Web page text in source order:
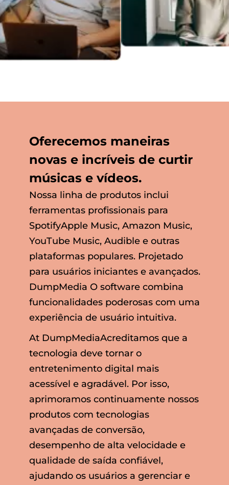
Oferecemos maneiras
novas e incríveis de curtir
músicas e vídeos.
Nossa linha de produtos inclui
ferramentas profissionais para
SpotifyApple Music, Amazon Music,
YouTube Music, Audible e outras
plataformas populares. Projetado
para usuários iniciantes e avançados.
DumpMedia O software combina
funcionalidades poderosas com uma
experiência de usuário intuitiva.
At DumpMediaAcreditamos que a
tecnologia deve tornar o
entretenimento digital mais
acessível e agradável. Por isso,
aprimoramos continuamente nossos
produtos com tecnologias
avançadas de conversão,
desempenho de alta velocidade e
qualidade de saída confiável,
ajudando os usuários a gerenciar e